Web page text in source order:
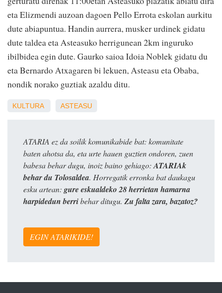
eta Elizmendi auzoan dagoen Pello Errota eskolan aurkitu
dute abiapuntua. Handin aurrera, musker urdinek gidatu
dute taldea eta Asteasuko herrigunean 2km inguruko
ibilbidea egin dute. Gaurko saioa Idoia Noblek gidatu du
eta Bernardo Atxagaren bi lekuen, Asteasu eta Obaba,
nondik norako guztiak azaldu ditu.
KULTURA ASTEASU
ATARIA ez da soilik komunikabide bat: komunitate
baten ahotsa da, eta urte hauen guztien ondoren, zuen
babesa behar dugu, inoiz baino gehiago: ATARIAk
behar du Tolosaldea. Horregatik erronka bat daukagu
esku artean: gure eskualdeko 28 herrietan hamarna
harpidedun berribehar ditugu. Zu falta zara, bazatoz?
EGIN ATARIKIDE!